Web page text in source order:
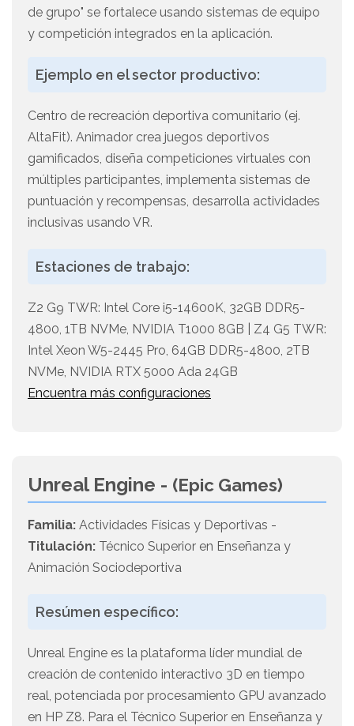
de grupo" se fortalece usando sistemas de equipo
y competición integrados en la aplicación.
Ejemplo en el sector productivo:
Centro de recreación deportiva comunitario (ej.
AltaFit). Animador crea juegos deportivos
gamificados, diseña competiciones virtuales con
múltiples participantes, implementa sistemas de
puntuación y recompensas, desarrolla actividades
inclusivas usando VR.
Estaciones de trabajo:
Z2 G9 TWR: Intel Core i5-14600K, 32GB DDR5-
4800, 1TB NVMe, NVIDIA T1000 8GB | Z4 G5 TWR:
Intel Xeon W5-2445 Pro, 64GB DDR5-4800, 2TB
NVMe, NVIDIA RTX 5000 Ada 24GB
Encuentra más configuraciones
Unreal Engine - (Epic Games)
Familia: Actividades Físicas y Deportivas -
Titulación: Técnico Superior en Enseñanza y
Animación Sociodeportiva
Resúmen específico:
Unreal Engine es la plataforma líder mundial de
creación de contenido interactivo 3D en tiempo
real, potenciada por procesamiento GPU avanzado
en HP Z8. Para el Técnico Superior en Enseñanza y